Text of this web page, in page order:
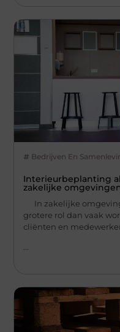
Bedrijven En
Interieurbeplanting
zakelijke
In zakelijke
grotere rol dan vaak
cliënten en